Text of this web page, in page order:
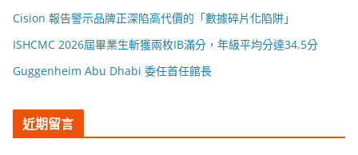
Cision 報告警示品牌正深陷高代價的「數據碎片化陷阱」
ISHCMC 2026屆畢業生斬獲兩枚IB滿分，年級平均分達34.5分
Guggenheim Abu Dhabi 委任首任館長
近期留言